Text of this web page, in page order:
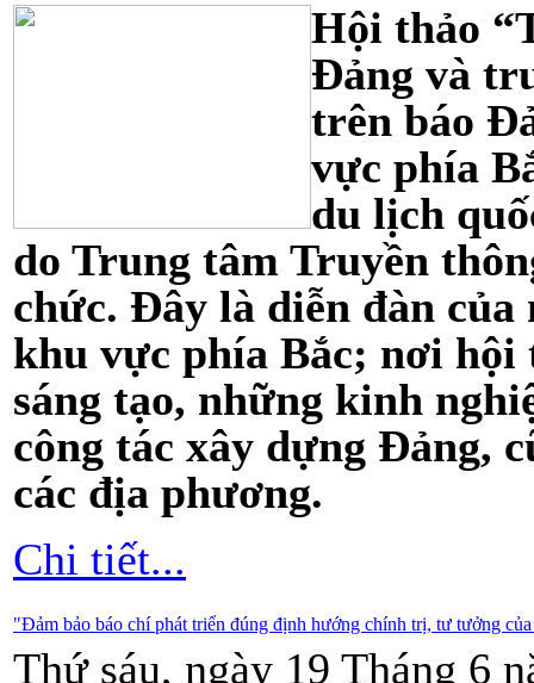
Hội thảo
Đảng và
trên báo
vực phía
du lịch
do Trung tâm Truyền
chức. Đây là diễn đàn
khu vực phía Bắc; nơi hội
sáng tạo, những kinh
công tác xây dựng Đảng,
các địa phương.
Chi tiết...
"Đảm bảo báo chí phát triển đúng định hướng chính trị, tư tưởng
Thứ sáu, ngày 19 Tháng 6